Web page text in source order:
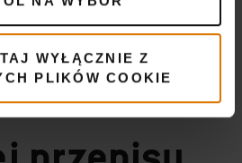
WYŁĄCZNIE Z
PLIKÓW COOKIE